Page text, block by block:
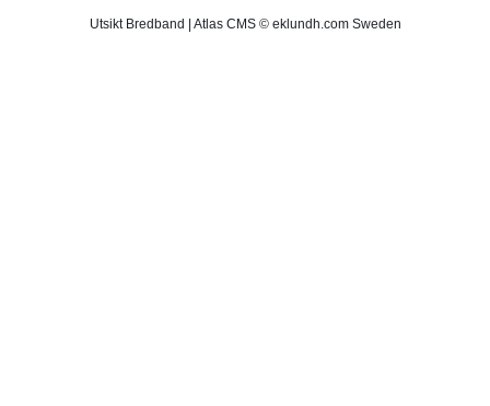
Utsikt Bredband | Atlas CMS © eklundh.com Sweden